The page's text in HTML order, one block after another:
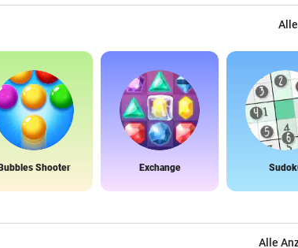
Bubbles Shooter Exchange
Alle